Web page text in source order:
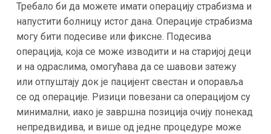
Требало би да можете имати операцију страбизма и
напустити болницу истог дана. Операције страбизма
могу бити подесиве или фиксне. Подесива
операција, која се може изводити и на старијој деци
и на одраслима, омогућава да се шавови затежу
или отпуштају док је пацијент свестан и опоравља
се од операције. Ризици повезани са операцијом су
минимални, иако је завршна позиција очију понекад
непредвидива, и више од једне процедуре може